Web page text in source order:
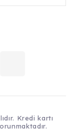
Kredi kartı